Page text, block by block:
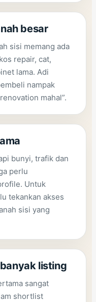
besar
sisi memang ada
repair, cat,
lama. Adi
nampak
mahal”.
bunyi, trafik dan
perlu
Untuk
tekankan akses
sisi yang
listing
sangat
shortlist